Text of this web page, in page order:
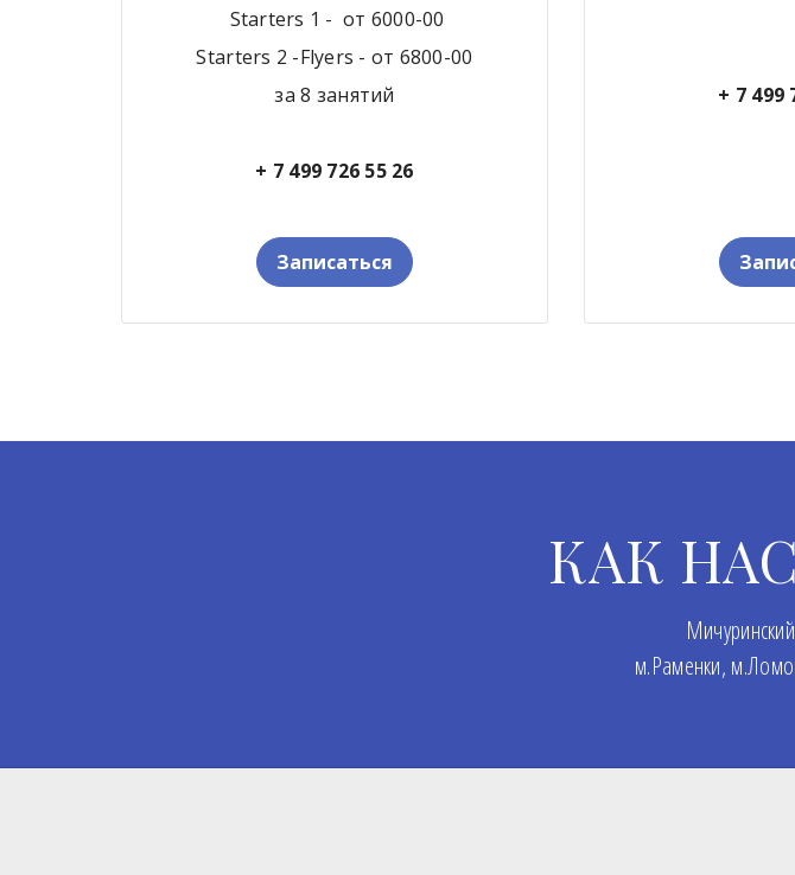
Starters 1 - от 6000-00
Starters 2 -Flyers - от 6800-00
за 8 занятий
+ 7 499 726 55 26
Записаться
+ 7 499
КАК
м.Раменки,